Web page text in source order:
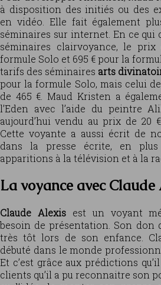
à disposition des initiés ou des
en vidéo. Elle fait également
séminaires sur internet. En ce qui
séminaires clairvoyance, le
formule Solo et 695 € pour la
tarifs des séminaires arts
pour la formule Solo, mais celui
de 465 €. Maud Kristen a
l’Eden avec l’aide du peintre
aujourd’hui vendu au prix de 20
Cette voyante a aussi écrit de
dans la presse écrite, en plus
apparitions à la télévision et à la
La voyance avec Claude
Claude Alexisest un voyant
besoin de présentation. Son don
très tôt lors de son enfance.
débuté dans le monde
Et c’est grâce aux prédictions
clients qu’il a pu reconnaitre son